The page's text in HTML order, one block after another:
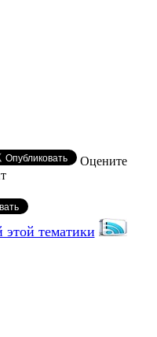
Оцените
этой тематики